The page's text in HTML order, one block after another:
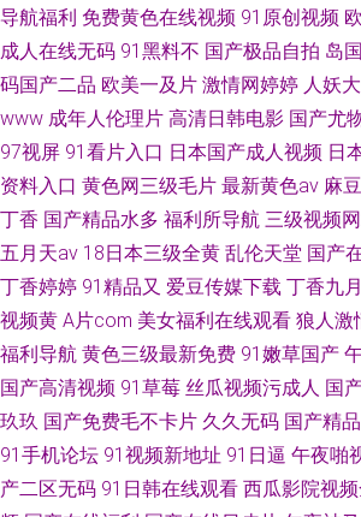
导航福利 免费黄色在线视频 91原创视频
成人在线无码 91黑料不 国产极品自拍 岛
码国产二品 欧美一及片 激情网婷婷 人妖
www 成年人伦理片 高清日韩电影 国产尤
97视屏 91看片入口 日本国产成人视频 日
资料入口 黄色网三级毛片 最新黄色av 麻
丁香 国产精品水多 福利所导航 三级视频
五月天av 18日本三级全黄 乱伦天堂 国产
丁香婷婷 91精品又 爱豆传媒下载 丁香九
视频黄 A片com 美女福利在线观看 狼人激
福利导航 黄色三级最新免费 91嫩草国产
国产高清视频 91草莓 丝瓜视频污成人 国
玖玖 国产免费毛不卡片 久久无码 国产精
91手机论坛 91视频新地址 91日逼 午夜啪
产二区无码 91日韩在线观看 西瓜影院视